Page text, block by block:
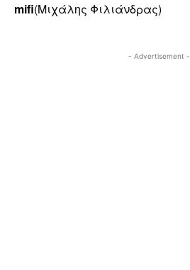
mifi(Μιχάλης Φιλιάνδρας)
- Advertisement -